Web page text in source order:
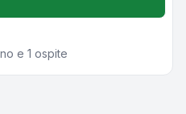
e 1 ospite